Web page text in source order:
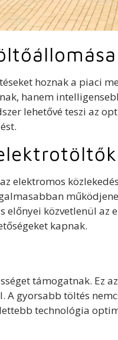
hoznak a piaci
hanem
lehetővé teszi az
elektromos
közvetlenül az
kapnak.
támogatnak. Ez
gyorsabb töltés
technológia